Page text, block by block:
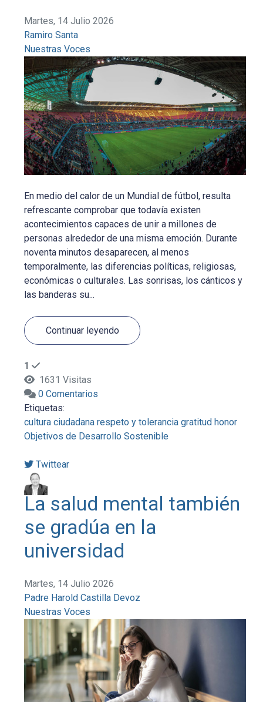
Martes, 14 Julio 2026
Ramiro Santa
Nuestras Voces
En medio del calor de un Mundial de fútbol, resulta
refrescante comprobar que todavía existen
acontecimientos capaces de unir a millones de
personas alrededor de una misma emoción. Durante
noventa minutos desaparecen, al menos
temporalmente, las diferencias políticas, religiosas,
económicas o culturales. Las sonrisas, los cánticos y
las banderas su...
Continuar leyendo
1
1631 Visitas
0 Comentarios
Etiquetas:
cultura ciudadana respeto y tolerancia gratitud honor
Objetivos de Desarrollo Sostenible
Twittear
La salud mental también
se gradúa en la
universidad
Martes, 14 Julio 2026
Padre Harold Castilla Devoz
Nuestras Voces